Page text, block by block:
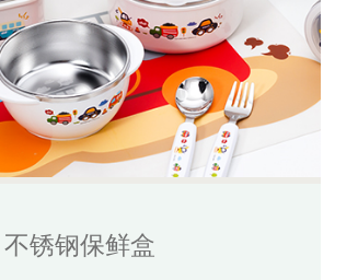
不锈钢保鲜盒